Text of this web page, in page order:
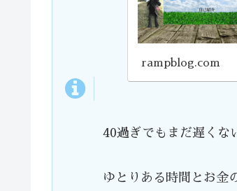
rampblog.com
40過ぎでもまだ遅くな
ゆとりある時間とお金